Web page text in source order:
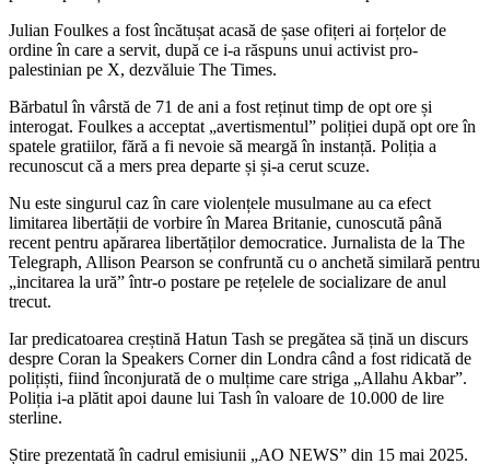
Julian Foulkes a fost încătușat acasă de șase ofițeri ai forțelor de
ordine în care a servit, după ce i-a răspuns unui activist pro-
palestinian pe X, dezvăluie The Times.
Bărbatul în vârstă de 71 de ani a fost reținut timp de opt ore și
interogat. Foulkes a acceptat „avertismentul” poliției după opt ore în
spatele gratiilor, fără a fi nevoie să meargă în instanță. Poliția a
recunoscut că a mers prea departe și și-a cerut scuze.
Nu este singurul caz în care violențele musulmane au ca efect
limitarea libertății de vorbire în Marea Britanie, cunoscută până
recent pentru apărarea libertăților democratice. Jurnalista de la The
Telegraph, Allison Pearson se confruntă cu o anchetă similară pentru
„incitarea la ură” într-o postare pe rețelele de socializare de anul
trecut.
Iar predicatoarea creștină Hatun Tash se pregătea să țină un discurs
despre Coran la Speakers Corner din Londra când a fost ridicată de
polițiști, fiind înconjurată de o mulțime care striga „Allahu Akbar”.
Poliția i-a plătit apoi daune lui Tash în valoare de 10.000 de lire
sterline.
Știre prezentată în cadrul emisiunii „AO NEWS” din 15 mai 2025.